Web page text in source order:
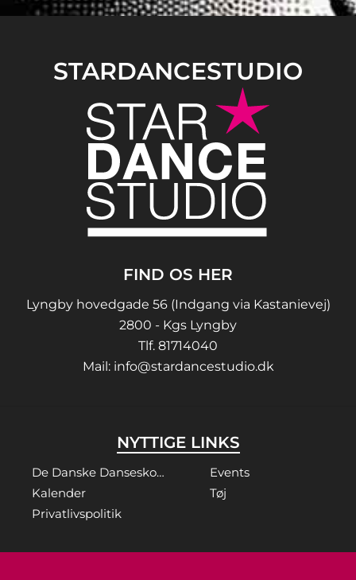
STARDANCESTUDIO
FIND OS HER
Lyngby hovedgade 56 (Indgang via Kastanievej)
2800 - Kgs Lyngby
Tlf. 81714040
Mail: info@stardancestudio.dk
NYTTIGE LINKS
De Danske Danseskoler
Events
Kalender
Tøj
Privatlivspolitik